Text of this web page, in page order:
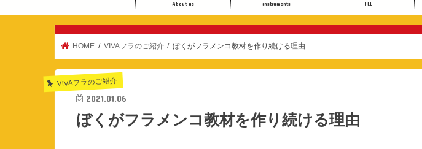
About us
フラメンコってな〜に？
代表メッセージ
instruments
オンラインレッスン
ギター教室
ウクレレ教室
体験レッスン
FEE
講師紹介
レッスン場所ご案内
HOME VIVAフラのご紹介 ぼくがフラメンコ教材を作り続ける理由
VIVAフラのご紹介
2021.01.06
ぼくがフラメンコ教材を作り続ける理由